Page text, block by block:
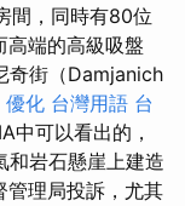
間，同時有80位
高端的高級吸盤
奇街（Damjanich
優化 台灣用語 台
中可以看出的，
和岩石懸崖上建造
管理局投訴，尤其